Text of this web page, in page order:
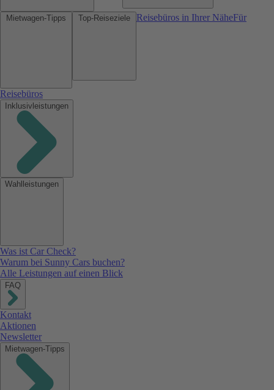
Reisebüros in Ihrer NäheFür
Reisebüros
Inklusivleistungen
Wahlleistungen
Was ist Car Check?
Warum bei Sunny Cars buchen?
Alle Leistungen auf einen Blick
FAQ
Kontakt
Aktionen
Newsletter
Mietwagen-Tipps